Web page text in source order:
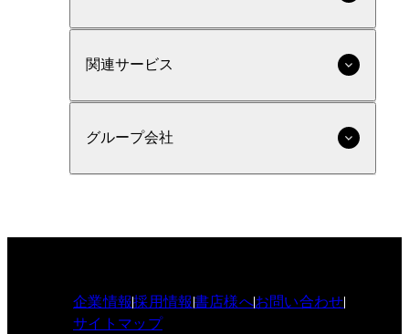
関連サービス
グループ会社
企業情報採用情報書店様へお問い合わせ
サイトマップ